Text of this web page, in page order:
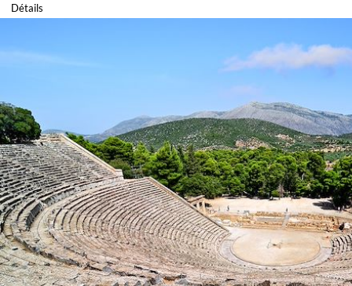
Détails